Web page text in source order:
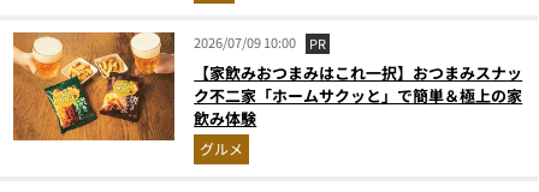
2026/07/09 10:00 PR
【家飲みおつまみはこれ一択】おつまみスナッ
ク不二家「ホームサクッと」で簡単＆極上の家
飲み体験
グルメ